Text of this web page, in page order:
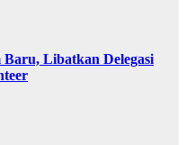
Libatkan Delegasi